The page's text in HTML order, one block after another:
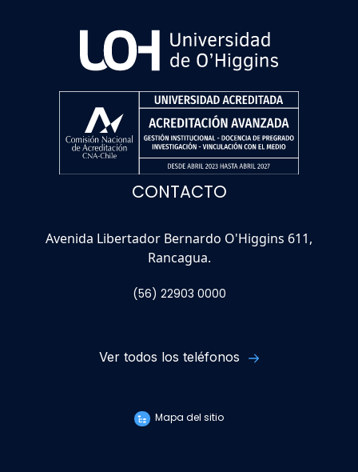
CONTACTO
Avenida Libertador Bernardo O'Higgins 611,
Rancagua.
(56) 22903 0000
Ver todos los teléfonos
Mapa del sitio